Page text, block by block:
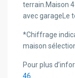
terrain.Maison
avec garageLe
*Chiffrage
maison
Pour plus
46